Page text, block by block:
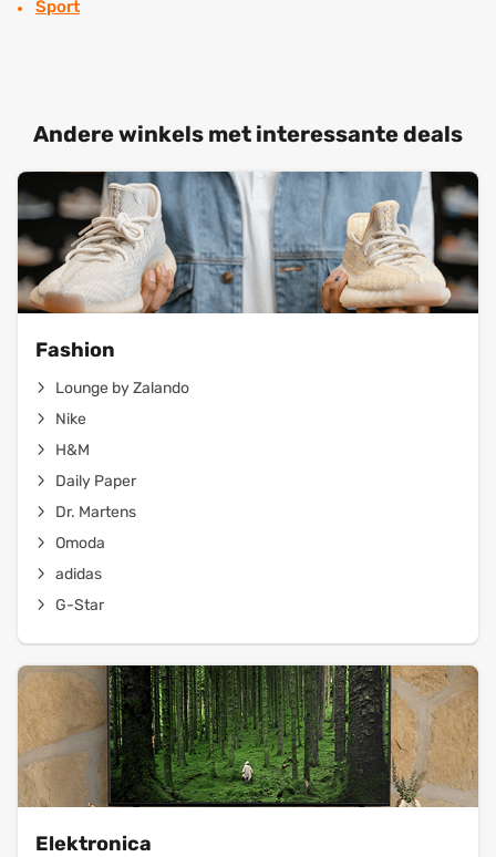
Sport
Andere winkels met interessante deals
Fashion
Lounge by Zalando
Nike
H&M
Daily Paper
Dr. Martens
Omoda
adidas
G-Star
Elektronica